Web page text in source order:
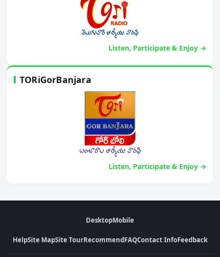
Listen, Participate & Enjoy →
TORiGorBanjara
Listen, Participate & Enjoy →
DesktopMobile
HelpSite MapSite TourRecommendFAQContact InfoFeedback